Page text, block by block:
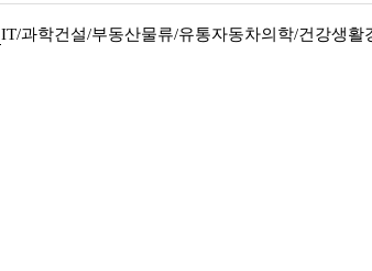
IT/과학건설/부동산물류/유통자동차의학/건강생활